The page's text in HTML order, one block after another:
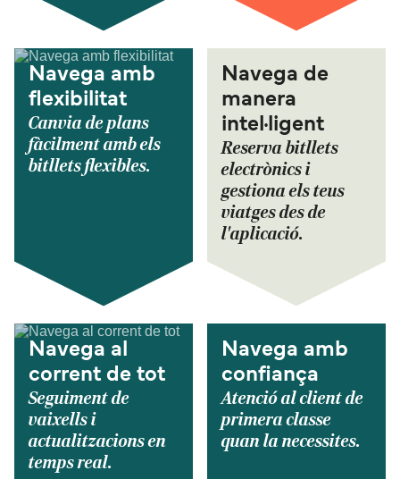
Navega amb
flexibilitat
Canvia de plans
fàcilment amb els
bitllets flexibles.
Navega de
manera
intel·ligent
Reserva bitllets
electrònics i
gestiona els teus
viatges des de
l'aplicació.
Navega al
corrent de tot
Seguiment de
vaixells i
actualitzacions en
temps real.
Navega amb
confiança
Atenció al client de
primera classe
quan la necessites.